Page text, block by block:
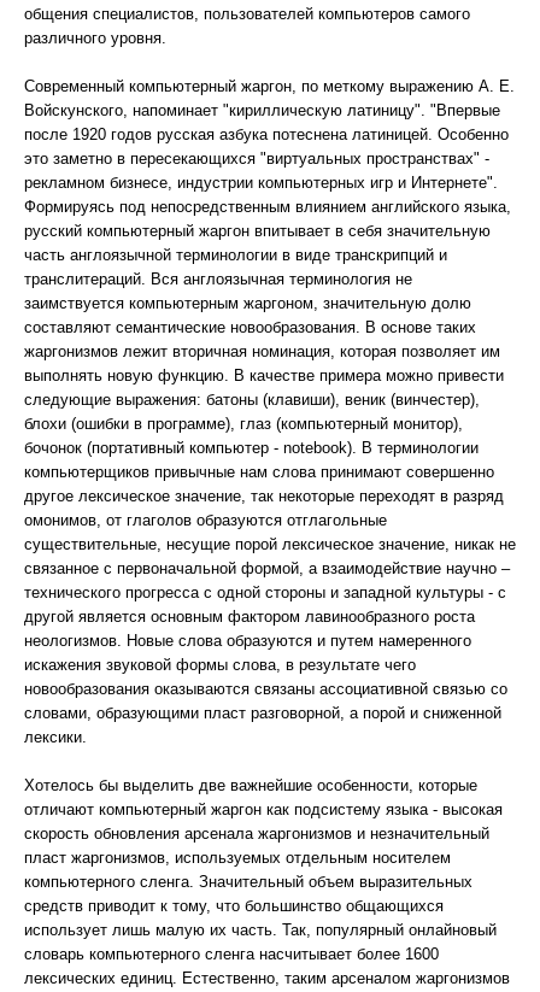
общения специалистов, пользователей компьютеров самого
различного уровня.
Современный компьютерный жаргон, по меткому выражению А. Е.
Войскунского, напоминает "кириллическую латиницу". "Впервые
после 1920 годов русская азбука потеснена латиницей. Особенно
это заметно в пересекающихся "виртуальных пространствах" -
рекламном бизнесе, индустрии компьютерных игр и Интернете".
Формируясь под непосредственным влиянием английского языка,
русский компьютерный жаргон впитывает в себя значительную
часть англоязычной терминологии в виде транскрипций и
транслитераций. Вся англоязычная терминология не
заимствуется компьютерным жаргоном, значительную долю
составляют семантические новообразования. В основе таких
жаргонизмов лежит вторичная номинация, которая позволяет им
выполнять новую функцию. В качестве примера можно привести
следующие выражения: батоны (клавиши), веник (винчестер),
блохи (ошибки в программе), глаз (компьютерный монитор),
бочонок (портативный компьютер - notebook). В терминологии
компьютерщиков привычные нам слова принимают совершенно
другое лексическое значение, так некоторые переходят в разряд
омонимов, от глаголов образуются отглагольные
существительные, несущие порой лексическое значение, никак не
связанное с первоначальной формой, а взаимодействие научно –
технического прогресса с одной стороны и западной культуры - с
другой является основным фактором лавинообразного роста
неологизмов. Новые слова образуются и путем намеренного
искажения звуковой формы слова, в результате чего
новообразования оказываются связаны ассоциативной связью со
словами, образующими пласт разговорной, а порой и сниженной
лексики.
Хотелось бы выделить две важнейшие особенности, которые
отличают компьютерный жаргон как подсистему языка - высокая
скорость обновления арсенала жаргонизмов и незначительный
пласт жаргонизмов, используемых отдельным носителем
компьютерного сленга. Значительный объем выразительных
средств приводит к тому, что большинство общающихся
использует лишь малую их часть. Так, популярный онлайновый
словарь компьютерного сленга насчитывает более 1600
лексических единиц. Естественно, таким арсеналом жаргонизмов